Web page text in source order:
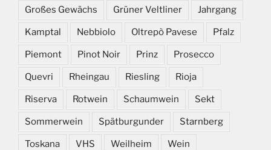
Großes Gewächs Grüner Veltliner Jahrgang
Kamptal Nebbiolo Oltrepò Pavese Pfalz
Piemont Pinot Noir Prinz Prosecco
Quevri Rheingau Riesling Rioja
Riserva Rotwein Schaumwein Sekt
Sommerwein Spätburgunder Starnberg
Toskana VHS Weilheim Wein